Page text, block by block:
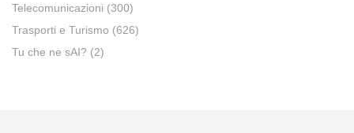
Telecomunicazioni (300)
Trasporti e Turismo (626)
Tu che ne sAI? (2)